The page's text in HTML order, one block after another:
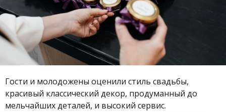
Гости и молодожены оценили стиль свадьбы,
красивый классический декор, продуманный до
мельчайших деталей, и высокий сервис.